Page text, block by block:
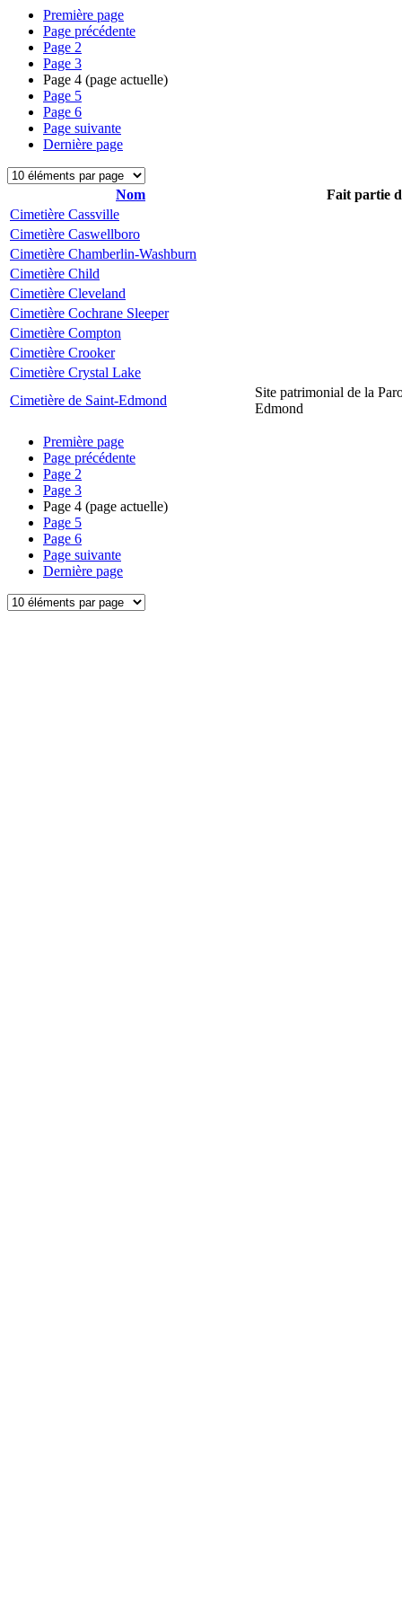
Première page
Page précédente
Page 2
Page 3
Page 4 (page actuelle)
Page 5
Page 6
Page suivante
Dernière page
Nom
Fait partie
Cimetière Cassville
Cimetière Caswellboro
Cimetière Chamberlin-Washburn
Cimetière Child
Cimetière Cleveland
Cimetière Cochrane Sleeper
Cimetière Compton
Cimetière Crooker
Cimetière Crystal Lake
Cimetière de Saint-Edmond
Site patrimonial de la
Edmond
Première page
Page précédente
Page 2
Page 3
Page 4 (page actuelle)
Page 5
Page 6
Page suivante
Dernière page